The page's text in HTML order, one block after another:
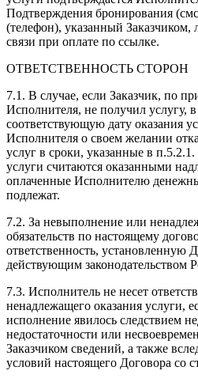
Подтверждения бронирования
(телефон), указанный Заказчиком,
связи при оплате по ссылке.
ОТВЕТСТВЕННОСТЬ СТОРОН
7.1. В случае, если Заказчик, по
Исполнителя, не получил услугу,
соответствующую дату оказания
Исполнителя о своем желании
услуг в сроки, указанные в
услуги считаются оказанными
оплаченные Исполнителю
подлежат.
7.2. За невыполнение или
обязательств по настоящему
ответственность, установленную
действующим законодательством
7.3. Исполнитель не несет
ненадлежащего оказания услуги,
исполнение явилось следствием
недостаточности или
Заказчиком сведений, а также
условий настоящего Договора со